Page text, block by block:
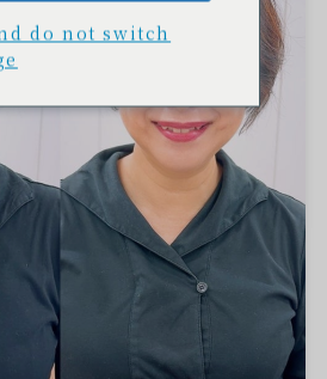
do not switch